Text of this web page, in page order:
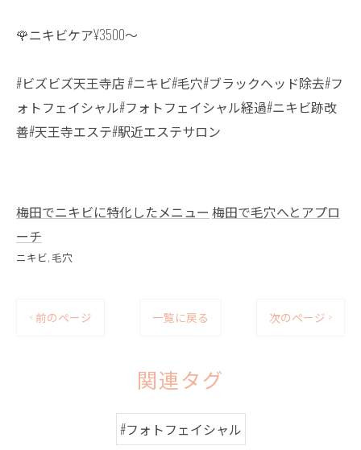
🌹ニキビケア¥3500〜
#ビズビズ天王寺店 #ニキビ#毛穴#ブラックヘッド除去#フ
ォトフェイシャル#フォトフェイシャル経過#ニキビ跡改
善#天王寺エステ#駅近エステサロン
梅田でニキビに特化したメニュー 梅田で毛穴へとアプロ
ーチ
ニキビ 毛穴
< 前のページ 一覧に戻る 次のページ >
関連タグ
#フォトフェイシャル